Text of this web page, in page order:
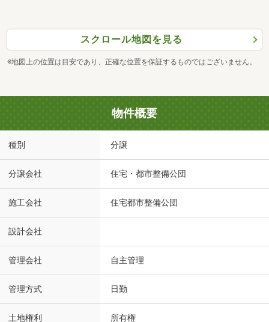
スクロール地図を見る
※地図上の位置は目安であり、正確な位置を保証するものではございません。
物件概要
種別 分譲
分譲会社 住宅・都市整備公団
施工会社 住宅都市整備公団
設計会社
管理会社 自主管理
管理方式 日勤
土地権利 所有権